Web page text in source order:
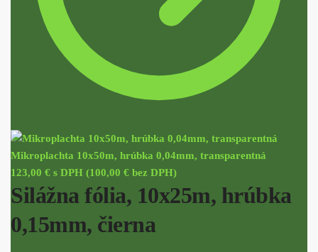
Mikroplachta 10x50m, hrúbka 0,04mm, transparentná
123,00 € s DPH (100,00 € bez DPH)
Silážna fólia, 10x25m, hrúbka
0,15mm, čierna